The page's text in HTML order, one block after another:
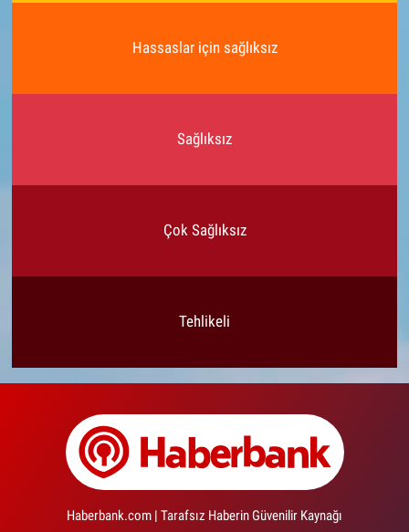
Hassaslar için sağlıksız
Sağlıksız
Çok Sağlıksız
Tehlikeli
Haberbank.com | Tarafsız Haberin Güvenilir Kaynağı